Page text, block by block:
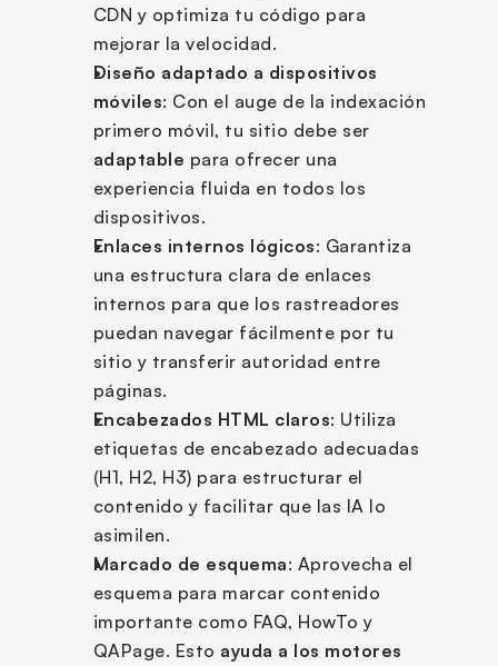
CDN y optimiza tu código para
mejorar la velocidad.
Diseño adaptado a dispositivos
móviles: Con el auge de la indexación
adaptable para ofrecer una
experiencia fluida en todos los
dispositivos.
Enlaces internos lógicos: Garantiza
una estructura clara de enlaces
internos para que los rastreadores
puedan navegar fácilmente por tu
sitio y transferir autoridad entre
páginas.
Encabezados HTML claros: Utiliza
etiquetas de encabezado adecuadas
(H1, H2, H3) para estructurar el
contenido y facilitar que las IA lo
asimilen.
Marcado de esquema: Aprovecha el
esquema para marcar contenido
importante como FAQ, HowTo y
QAPage. Esto ayuda a los motores